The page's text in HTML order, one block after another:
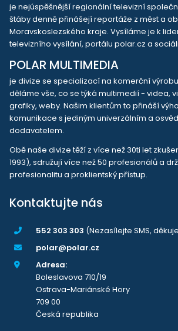
je nejúspěšnější regionální televizní
štáby denně přinášejí reportáže z měst a
Moravskoslezského kraje. Vysíláme je k
televizního vysílání, portálu polar.cz a
POLAR MULTIMEDIA
je divize se specializací na komerční
děláme vše, co se týká multimedií - videa,
grafiky, weby. Našim klientům to přináší
komunikace s jediným univerzálním a
dodavatelem.
Obě naše divize těží z více než 30ti let
1993), sdružují více než 50 profesionálů a
profesionalitu a proklientský přístup.
Kontaktujte nás
552 303 303 (Nezasílejte SMS,
polar@polar.cz
Adresa:
Boleslavova 710/19
Ostrava-Mariánské Hory
709 00
Česká republika